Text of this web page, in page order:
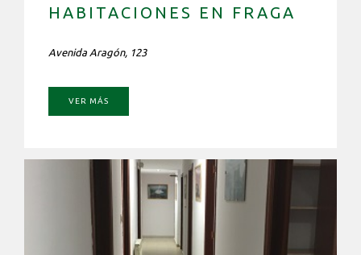
HABITACIONES EN FRAGA
Avenida Aragón, 123
VER MÁS